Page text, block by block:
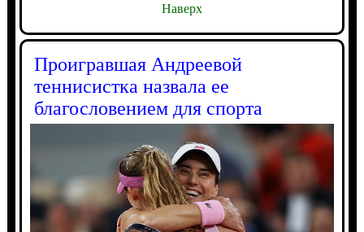
Наверх
Проигравшая Андреевой
теннисистка назвала ее
благословением для спорта